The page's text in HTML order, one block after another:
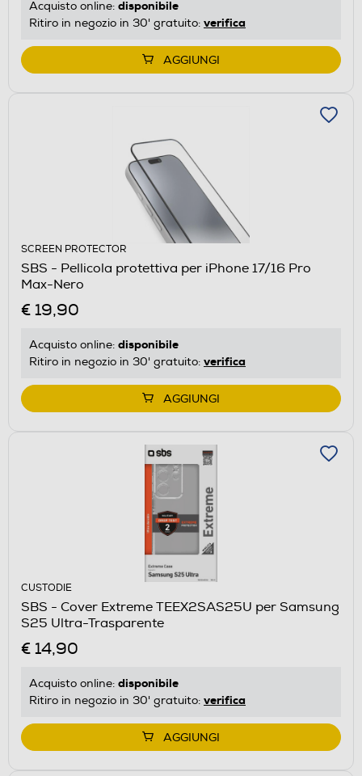
Acquisto online: disponibile
Ritiro in negozio in 30' gratuito: verifica
AGGIUNGI
SCREEN PROTECTOR
SBS - Pellicola protettiva per iPhone 17/16 Pro
Max-Nero
€ 19,90
Acquisto online: disponibile
Ritiro in negozio in 30' gratuito: verifica
AGGIUNGI
CUSTODIE
SBS - Cover Extreme TEEX2SAS25U per Samsung
S25 Ultra-Trasparente
€ 14,90
Acquisto online: disponibile
Ritiro in negozio in 30' gratuito: verifica
AGGIUNGI